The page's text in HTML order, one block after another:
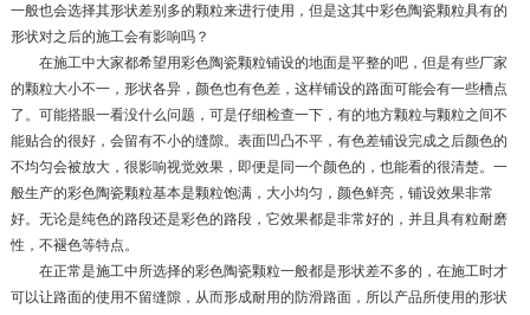
一般也会选择其形状差别多的颗粒来进行使用，但是这其中彩色陶瓷颗粒具有的
形状对之后的施工会有影响吗？
在施工中大家都希望用彩色陶瓷颗粒铺设的地面是平整的吧，但是有些厂家
的颗粒大小不一，形状各异，颜色也有色差，这样铺设的路面可能会有一些槽点
了。可能搭眼一看没什么问题，可是仔细检查一下，有的地方颗粒与颗粒之间不
能贴合的很好，会留有不小的缝隙。表面凹凸不平，有色差铺设完成之后颜色的
不均匀会被放大，很影响视觉效果，即便是同一个颜色的，也能看的很清楚。一
般生产的彩色陶瓷颗粒基本是颗粒饱满，大小均匀，颜色鲜亮，铺设效果非常
好。无论是纯色的路段还是彩色的路段，它效果都是非常好的，并且具有粒耐磨
性，不褪色等特点。
在正常是施工中所选择的彩色陶瓷颗粒一般都是形状差不多的，在施工时才
可以让路面的使用不留缝隙，从而形成耐用的防滑路面，所以产品所使用的形状